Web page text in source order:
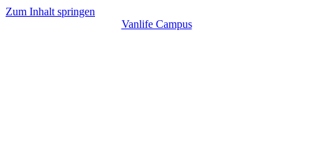
Zum Inhalt springen
Vanlife Campus